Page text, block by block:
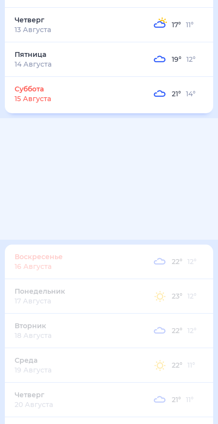
Четверг
13 Августа
17° 11°
Пятница
14 Августа
19° 12°
Суббота
15 Августа
21° 14°
Воскресенье
16 Августа
22° 12°
Понедельник
17 Августа
23° 12°
Вторник
18 Августа
22° 12°
Среда
19 Августа
22° 11°
Четверг
20 Августа
21° 11°